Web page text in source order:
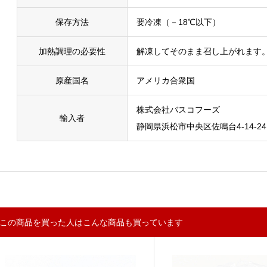
保存方法 要冷凍（－18℃以下）
加熱調理の必要性 解凍してそのまま召し上がれます
原産国名 アメリカ合衆国
輸入者
株式会社バスコフーズ
静岡県浜松市中央区佐鳴台4-14-24
この商品を買った人はこんな商品も買っています